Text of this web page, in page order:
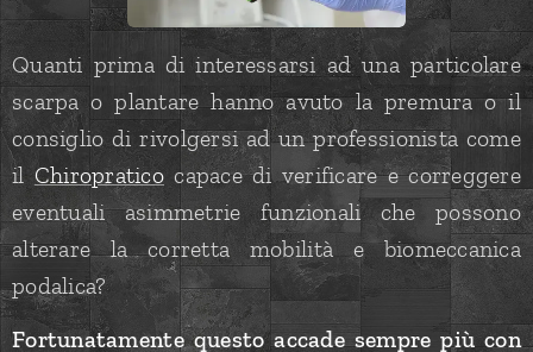
Quanti prima di interessarsi ad una particolare
scarpa o plantare hanno avuto la premura o il
consiglio di rivolgersi ad un professionista come
ilChiropratico capace di verificare e correggere
eventuali asimmetrie funzionali che possono
alterare la corretta mobilità e biomeccanica
podalica?
Fortunatamente questo accade sempre più con